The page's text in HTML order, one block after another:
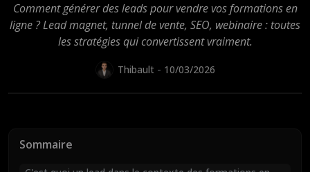
Comment générer des leads pour vendre vos formations en
ligne ? Lead magnet, tunnel de vente, SEO, webinaire : toutes
les stratégies qui convertissent vraiment.
Thibault - 10/03/2026
Sommaire